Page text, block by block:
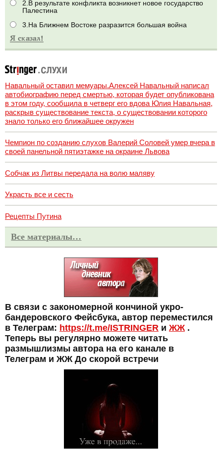
2.В результате конфликта возникнет новое государство
Палестина
3.На Ближнем Востоке разразится большая война
Навальный оставил мемуары.Алексей Навальный написал
автобиографию перед смертью, которая будет опубликована
в этом году, сообщила в четверг его вдова Юлия Навальная,
раскрыв существование текста, о существовании которого
знало только его ближайшее окружен
Чемпион по созданию слухов Валерий Соловей умер вчера в
своей панельной пятиэтажке на окраине Львова
Собчак из Литвы передала на волю маляву
Украсть все и сесть
Рецепты Путина
Все материалы…
В связи с закономерной кончиной укро-
бандеровского Фейсбука, автор переместился
в Телеграм: https://t.me/ISTRINGER и ЖЖ .
Теперь вы регулярно можете читать
размышлизмы автора на его канале в
Телеграм и ЖЖ До скорой встречи